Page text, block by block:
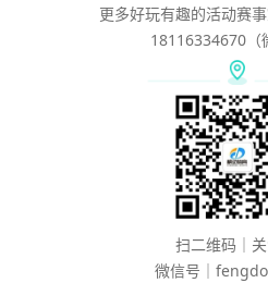
更多好玩有趣的活动赛
18116334670（
扫二维码｜
微信号｜